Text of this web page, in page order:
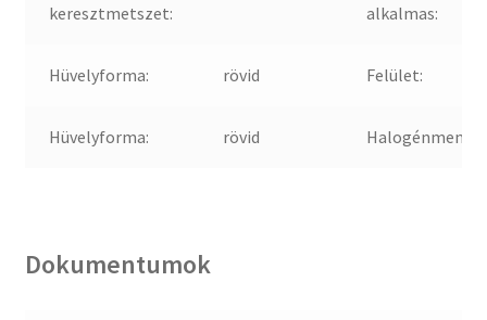
keresztmetszet:
alkalmas:
Hüvelyforma: rövid Felület:
Hüvelyforma: rövid
Dokumentumok